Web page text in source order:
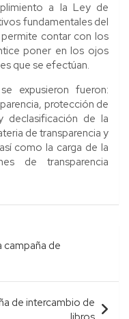
a la Ley de
fundamentales del
contar con los
poner en los ojos
que se efectúan.
expusieron fueron:
protección de
declasificación de la
de transparencia y
como la carga de la
de transparencia
campaña de
de intercambio de